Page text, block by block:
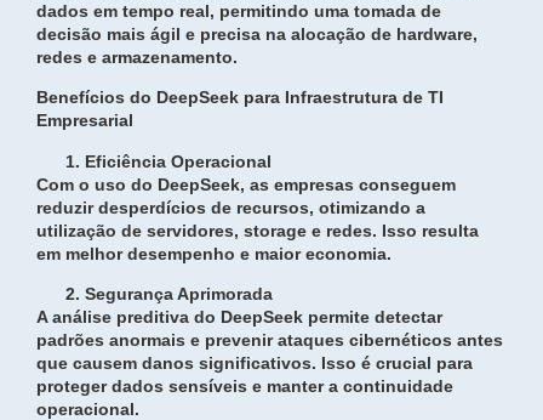
dados em tempo real, permitindo uma tomada de
decisão mais ágil e precisa na alocação de hardware,
redes e armazenamento.
Benefícios do DeepSeek para Infraestrutura de TI
Empresarial
Eficiência Operacional
Com o uso do DeepSeek, as empresas conseguem
reduzir desperdícios de recursos, otimizando a
utilização de servidores, storage e redes. Isso resulta
em melhor desempenho e maior economia.
Segurança Aprimorada
A análise preditiva do DeepSeek permite detectar
padrões anormais e prevenir ataques cibernéticos antes
que causem danos significativos. Isso é crucial para
proteger dados sensíveis e manter a continuidade
operacional.